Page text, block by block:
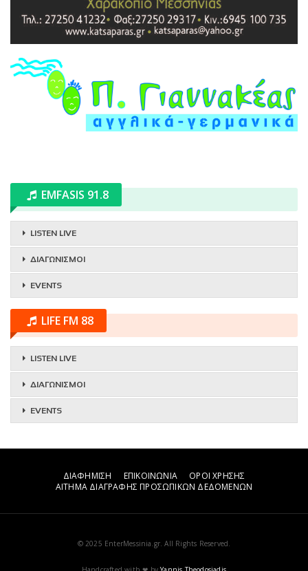
EMFASIS 91.8
LISTEN LIVE
ΔΙΑΓΩΝΙΣΜΟΙ
EVENTS
LIFE FM 88
LISTEN LIVE
ΔΙΑΓΩΝΙΣΜΟΙ
EVENTS
ΔΙΑΦΗΜΙΣΗ ΕΠΙΚΟΙΝΩΝΙΑ
ΟΡΟΙ ΧΡΗΣΗΣ
ΑΙΤΗΜΑ ΔΙΑΓΡΑΦΗΣ ΠΡΟΣΩΠΙΚΩΝ ΔΕΔΟΜΕΝΩΝ
© 2025 EnterMessinia.gr. All Rights Reserved.